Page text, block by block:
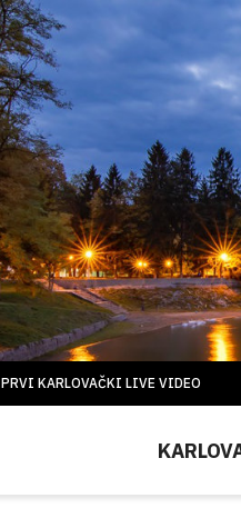
PRVI KARLOVAČKI LIVE VIDEO